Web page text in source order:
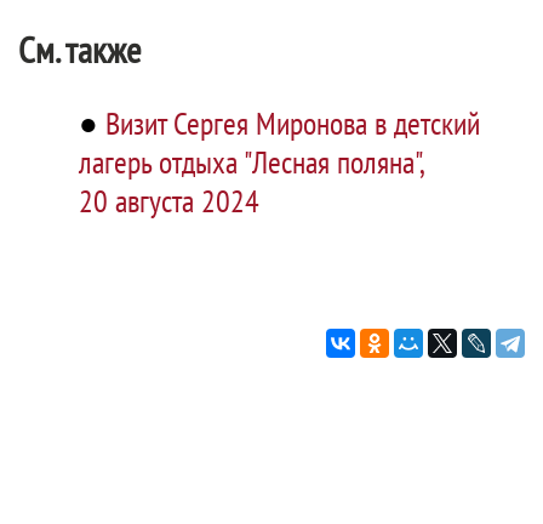
См. также
● Визит Сергея Миронова в детский
лагерь отдыха "Лесная поляна",
20 августа 2024